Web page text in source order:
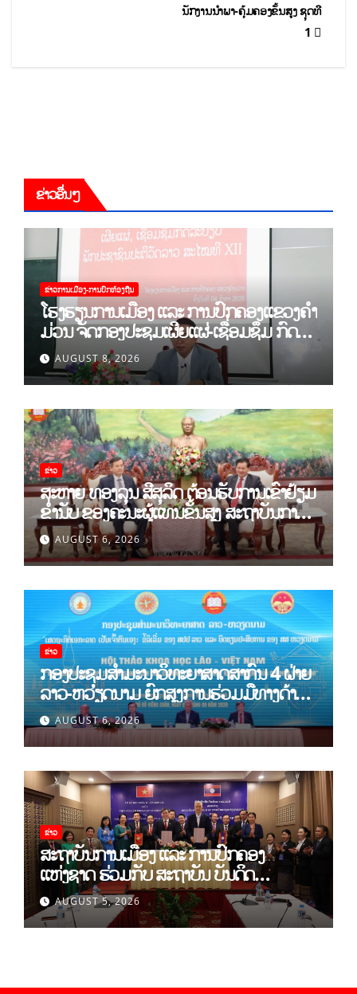
ນັກງານນໍາພາ-ຄຸ້ມຄອງຂັ້ນສູງ ຊຸດທີ
1
ຂ່າວອື່ນໆ
ຂ່າວການເມືອງ-ການປົກທ້ອງຖີນ
ໂຮງຮຽນການເມືອງ ແລະ ການປົກຄອງແຂວງຄຳ
ມ່ວນ ຈັດກອງປະຊຸມເຜີຍແຜ່-ເຊື່ອມຊຶມ ກົດ
ລະບຽບ ຂອງພັກປະຊາຊົນປະຕິວັດລາວ ສະໄໝ
ທີ XII.
AUGUST 8, 2026
ຂ່າວ
ສະຫາຍ ທອງລຸນ ສີສຸລິດ ຕ້ອນຮັບການເຂົ້າຢ້ຽມ
ຂຳ່ນັບ ຂອງຄະນະຜູ້ແທນຂັ້ນສູງ ສະຖາບັນການ
ເມືອງແຫ່ງຊາດ ໂຮ່ຈີມິນ ແລະ ສະຖາບັນບັນດິດ
ວິທະຍາສາດສັງຄົມຫວຽດນາມ
AUGUST 6, 2026
ຂ່າວ
ກອງປະຊຸມສໍາມະນາວິທະຍາສາດສາກົນ 4 ຝ່າຍ
ລາວ-ຫວຽດນາມ ຍົກສູງການຮ່ວມມືທາງດ້ານ
ທິດສະດີ ແລະ ພຶດຕິກໍາ ລາວ-ຫວຽດນາມ ແນໃສ່
ສ້າງເສດຖະກິດເອກະລາດເປັນເຈົ້າຕົນເອງຢ່າງ
ເຂັ້ມແຂງ
AUGUST 6, 2026
ຂ່າວ
ສະຖາບັນການເມືອງ ແລະ ການປົກຄອງ
ແຫ່ງຊາດ ຮ່ວມກັບ ສະຖາບັນ ບັນດິດ
ວິທະຍາສາດສັງຄົມ ຫວຽດນາມ ເຊັນບົດບັນທຶກ
ການຮ່ວມມືທາງດ້ານວິທະຍາສາດ (2026-
2030)
AUGUST 5, 2026